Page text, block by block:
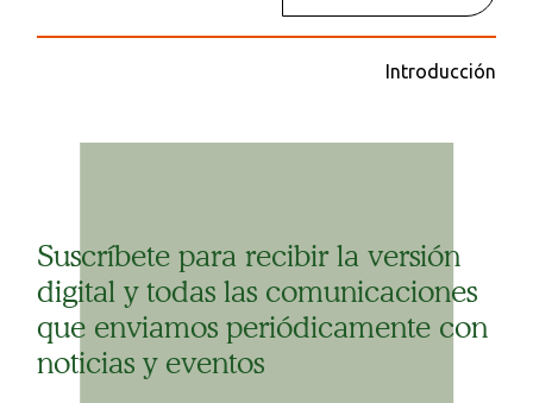
Introducción
Suscríbete para recibir la versión
digital y todas las comunicaciones
que enviamos periódicamente con
noticias y eventos